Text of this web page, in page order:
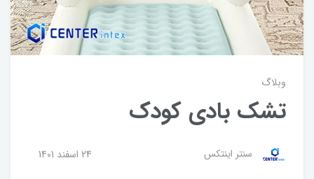
وبلاگ
تشک بادی کودک
سنتر اینتکس 24 اسفند 1401